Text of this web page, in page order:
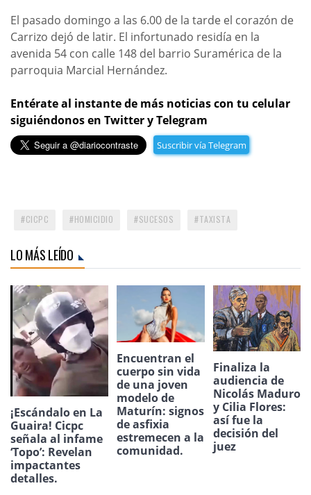
El pasado domingo a las 6.00 de la tarde el corazón de
Carrizo dejó de latir. El infortunado residía en la
avenida 54 con calle 148 del barrio Suramérica de la
parroquia Marcial Hernández.
Entérate al instante de más noticias con tu celular
siguiéndonos en Twitter y Telegram
Suscribir vía Telegram
CICPC HOMICIDIO SUCESOS TAXISTA
LO MÁS LEÍDO
¡Escándalo en La
Guaira! Cicpc
señala al infame
‘Topo’: Revelan
impactantes
detalles.
Encuentran el
cuerpo sin vida
de una joven
modelo de
Maturín: signos
de asfixia
estremecen a la
comunidad.
Finaliza la
audiencia de
Nicolás Maduro
y Cilia Flores:
así fue la
decisión del
juez